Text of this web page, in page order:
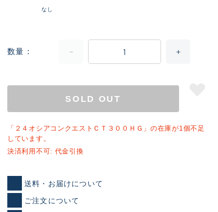
なし
数量
SOLD OUT
「２４オシアコンクエストＣＴ３００ＨＧ」の在庫が1個不足
しています。
決済利用不可: 代金引換
送料・お届けについて
ご注文について